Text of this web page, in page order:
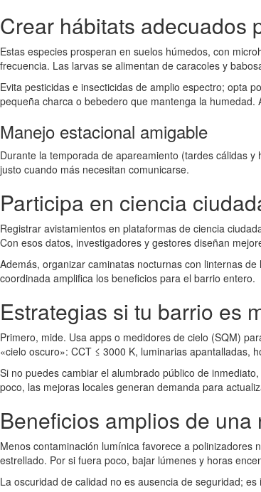
Crear hábitats adecuados
Estas especies prosperan en suelos húmedos, con
frecuencia. Las larvas se alimentan de caracoles y
Evita pesticidas e insecticidas de amplio espectro; opta
pequeña charca o bebedero que mantenga la
Manejo estacional amigable
Durante la temporada de apareamiento (tardes cálidas
justo cuando más necesitan comunicarse.
Participa en ciencia
Registrar avistamientos en plataformas de ciencia
Con esos datos, investigadores y gestores diseñan
Además, organizar caminatas nocturnas con linternas
coordinada amplifica los beneficios para el barrio entero.
Estrategias si tu barrio es
Primero, mide. Usa apps o medidores de cielo (SQM)
«cielo oscuro»: CCT ≤ 3000 K, luminarias apantalladas,
Si no puedes cambiar el alumbrado público de
poco, las mejoras locales generan demanda para
Beneficios amplios de
Menos contaminación lumínica favorece a polinizadores
estrellado. Por si fuera poco, bajar lúmenes y horas
La oscuridad de calidad no es ausencia de seguridad;